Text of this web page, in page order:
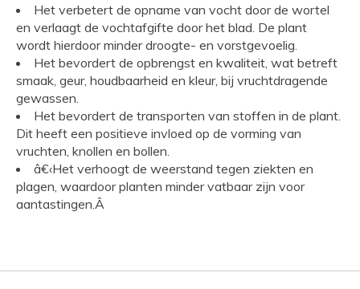
Het verbetert de opname van vocht door de wortel
en verlaagt de vochtafgifte door het blad. De plant
wordt hierdoor minder droogte- en vorstgevoelig.
Het bevordert de opbrengst en kwaliteit, wat betreft
smaak, geur, houdbaarheid en kleur, bij vruchtdragende
gewassen.
Het bevordert de transporten van stoffen in de plant.
Dit heeft een positieve invloed op de vorming van
vruchten, knollen en bollen.
â€‹Het verhoogt de weerstand tegen ziekten en
plagen, waardoor planten minder vatbaar zijn voor
aantastingen.Â